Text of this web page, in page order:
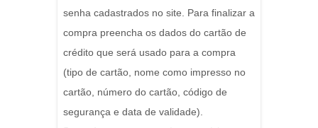
senha cadastrados no site. Para finalizar a
compra preencha os dados do cartão de
crédito que será usado para a compra
(tipo de cartão, nome como impresso no
cartão, número do cartão, código de
segurança e data de validade).